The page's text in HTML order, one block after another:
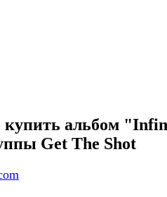
альбом
Get The Shot